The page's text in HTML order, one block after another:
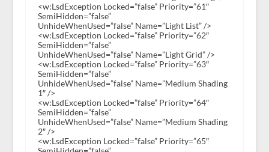
<w:LsdException Locked=”false” Priority=”61″
SemiHidden=”false”
UnhideWhenUsed=”false” Name=”Light List” />
<w:LsdException Locked=”false” Priority=”62″
SemiHidden=”false”
UnhideWhenUsed=”false” Name=”Light Grid” />
<w:LsdException Locked=”false” Priority=”63″
SemiHidden=”false”
UnhideWhenUsed=”false” Name=”Medium Shading
1″ />
<w:LsdException Locked=”false” Priority=”64″
SemiHidden=”false”
UnhideWhenUsed=”false” Name=”Medium Shading
2″ />
<w:LsdException Locked=”false” Priority=”65″